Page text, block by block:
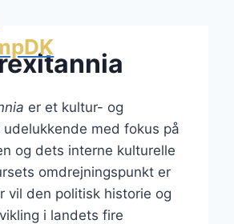
er et kultur- og
udelukkende med fokus på
og dets interne kulturelle
omdrejningspunkt er
vil den politisk historie og
i landets fire